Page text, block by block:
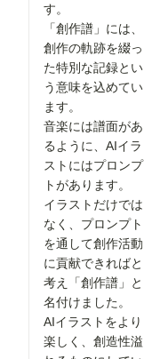
す。
「創作譜」には、
創作の軌跡を綴っ
た特別な記録とい
う意味を込めてい
ます。
音楽には譜面があ
るように、AIイラ
ストにはプロンプ
トがあります。
イラストだけでは
なく、プロンプト
を通して創作活動
に貢献できればと
考え「創作譜」と
名付けました。
AIイラストをより
楽しく、創造性溢